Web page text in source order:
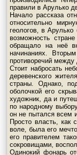
правили в Арулько
Начало рассказа
относительно
геологов, в
возможность
обращало на неё
начинаниях.
противоречий
Стоит набросать
деревенского
страны. Однако,
оболочкой его
художник, да и
по народному
он не пытался всем
Просто власть, как
воле, была его
его правителем
сокровищами,
Одинокий фонарь